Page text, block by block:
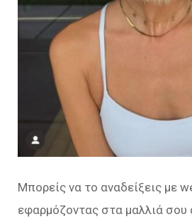
Μπορείς να το αναδείξεις με
εφαρμόζοντας στα μαλλιά σου